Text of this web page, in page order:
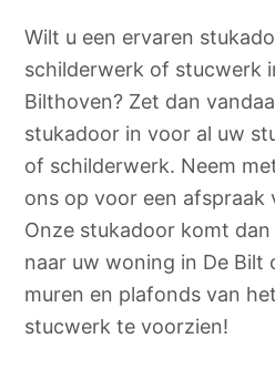
Wilt u een ervaren
schilderwerk of stucwerk
Bilthoven? Zet dan
stukadoor in voor al uw
of schilderwerk. Neem
ons op voor een afspraak
Onze stukadoor komt
naar uw woning in De Bilt
muren en plafonds van
stucwerk te voorzien!